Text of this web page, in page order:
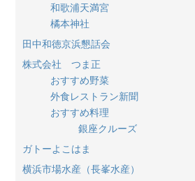
和歌浦天満宮
橘本神社
田中和徳京浜懇話会
株式会社 つま正
おすすめ野菜
外食レストラン新聞
おすすめ料理
銀座クルーズ
ガトーよこはま
横浜市場水産（長峯水産）